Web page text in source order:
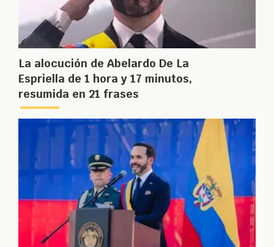
La alocución de Abelardo De La
Espriella de 1 hora y 17 minutos,
resumida en 21 frases